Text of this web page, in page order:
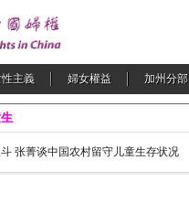
主義 婦女權益 加州分部
张菁谈中国农村留守儿童生存状况